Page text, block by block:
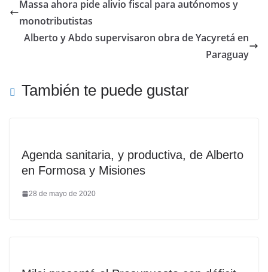
Massa ahora pide alivio fiscal para autónomos y
monotributistas
Alberto y Abdo supervisaron obra de Yacyretá en
Paraguay
También te puede gustar
Agenda sanitaria, y productiva, de Alberto
en Formosa y Misiones
28 de mayo de 2020